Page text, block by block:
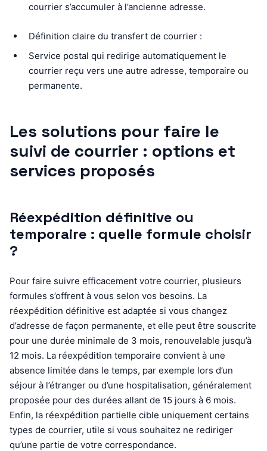
courrier s’accumuler à l’ancienne adresse.
Définition claire du transfert de courrier :
Service postal qui redirige automatiquement le
courrier reçu vers une autre adresse, temporaire ou
permanente.
Les solutions pour faire le
suivi de courrier : options et
services proposés
Réexpédition définitive ou
temporaire : quelle formule choisir
?
Pour faire suivre efficacement votre courrier, plusieurs
formules s’offrent à vous selon vos besoins. La
réexpédition définitive est adaptée si vous changez
d’adresse de façon permanente, et elle peut être souscrite
pour une durée minimale de 3 mois, renouvelable jusqu’à
12 mois. La réexpédition temporaire convient à une
absence limitée dans le temps, par exemple lors d’un
séjour à l’étranger ou d’une hospitalisation, généralement
proposée pour des durées allant de 15 jours à 6 mois.
Enfin, la réexpédition partielle cible uniquement certains
types de courrier, utile si vous souhaitez ne rediriger
qu’une partie de votre correspondance.